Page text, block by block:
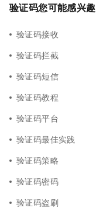
验证码您可能感兴趣
验证码接收
验证码拦截
验证码短信
验证码教程
验证码平台
验证码最佳实践
验证码策略
验证码密码
验证码盗刷